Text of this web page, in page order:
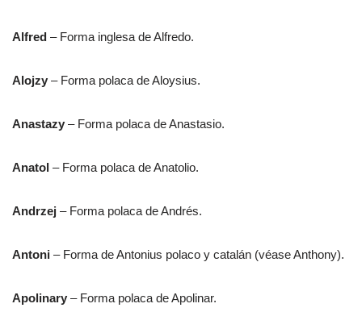
Alfred – Forma inglesa de Alfredo.
Alojzy – Forma polaca de Aloysius.
Anastazy – Forma polaca de Anastasio.
Anatol – Forma polaca de Anatolio.
Andrzej – Forma polaca de Andrés.
Antoni – Forma de Antonius polaco y catalán (véase Anthony).
Apolinary – Forma polaca de Apolinar.